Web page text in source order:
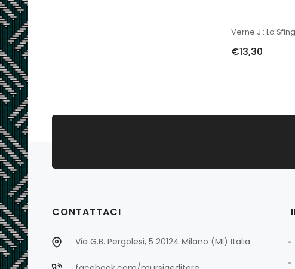
Verne J.: La
€13,30
CONTATTACI
Via G.B. Pergolesi, 5 20124 Milano (MI) Italia